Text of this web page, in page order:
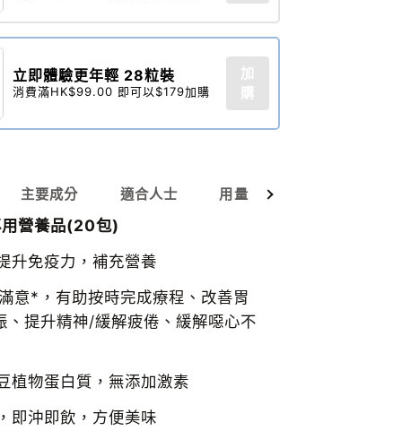
立即體驗更年輕 28粒裝​
消費滿HK$99.00 即可以$179加購
加
購
主要成分 適合人士 用量
查看全部
營養品(20包)
升免疫力，補充營養
意*，有助按時完成療程、改善胃
、提升精神/緩解疲倦、緩解噁心不
植物蛋白質，無添加激素
即沖即飲，方便美味